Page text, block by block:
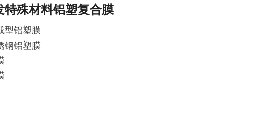
特殊材料铝塑复合膜
型铝塑膜
钢铝塑膜